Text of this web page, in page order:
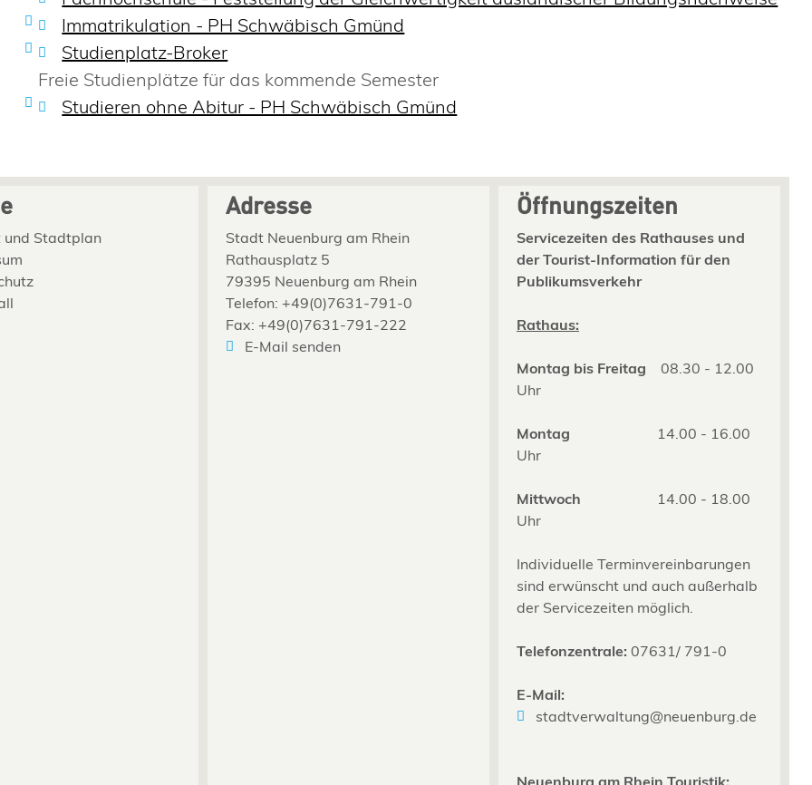
Immatrikulation - PH Schwäbisch Gmünd
Studienplatz-Broker
Freie Studienplätze für das kommende Semester
Studieren ohne Abitur - PH Schwäbisch Gmünd
Stadtplan
Adresse
Stadt Neuenburg am Rhein
Rathausplatz 5
79395 Neuenburg am Rhein
Telefon: +49(0)7631-791-0
Fax: +49(0)7631-791-222
E-Mail senden
Öffnungszeiten
Servicezeiten des Rathauses und
der Tourist-Information für den
Publikumsverkehr
Rathaus:
Montag bis Freitag 08.30 - 12.00
Uhr
Montag
14.00 - 16.00
Uhr
Mittwoch
14.00 - 18.00
Uhr
Individuelle Terminvereinbarungen
sind erwünscht und auch außerhalb
der Servicezeiten möglich.
Telefonzentrale: 07631/ 791-0
E-Mail:
stadtverwaltung@neuenburg.de
Neuenburg am Rhein Touristik: